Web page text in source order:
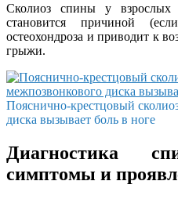
Сколиоз спины у взрослых
становится причиной
остеохондроза и приводит к
грыжи.
Пояснично-крестцовый
диска вызывает боль в ноге
Диагностика
симптомы и